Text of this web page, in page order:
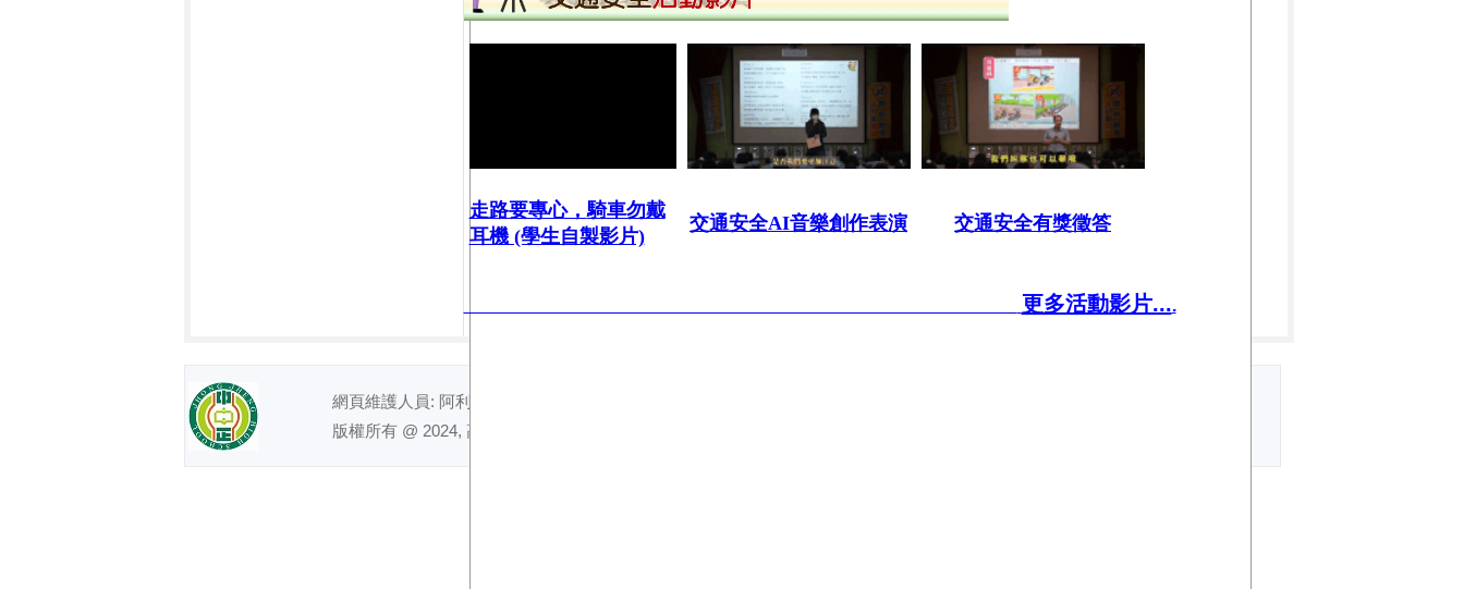
走路要專心，騎車勿戴
耳機 (學生自製影片)
交通安全AI音樂創作表演 交通安全有獎徵答
更多活動影片....
網頁維護人員: 阿利｜ 電話 : (07)7491992
版權所有 @ 2024, 高雄市立中正高級中學. All right reserved.